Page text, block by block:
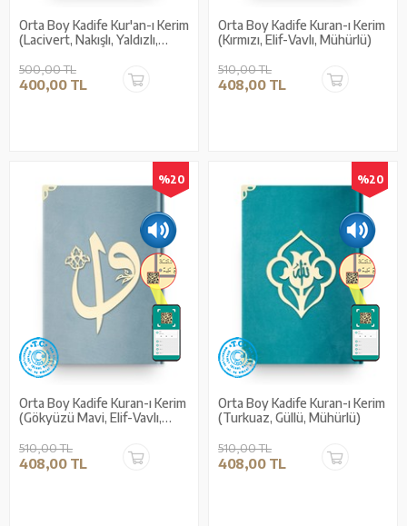
Orta Boy Kadife Kur'an-ı Kerim
(Lacivert, Nakışlı, Yaldızlı,
500,00 TL
400,00 TL
Orta Boy Kadife Kuran-ı Kerim
(Kırmızı, Elif-Vavlı, Mühürlü)
510,00 TL
408,00 TL
%20
Orta Boy Kadife Kuran-ı Kerim
(Gökyüzü Mavi, Elif-Vavlı,
510,00 TL
408,00 TL
%20
Orta Boy Kadife Kuran-ı Kerim
(Turkuaz, Güllü, Mühürlü)
510,00 TL
408,00 TL